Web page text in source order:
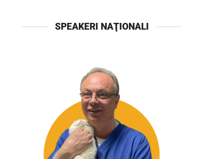
SPEAKERI NAŢIONALI